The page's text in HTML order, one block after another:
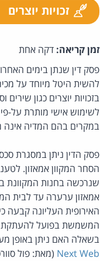
זכויות יוצרים
זמן קריאה: דקה אחת
להשית היטל מיוחד על
בזכויות יוצרים כגון
לשימוש אישי מותרת על-
במקרים בהם המדיה אינה
הסחר המקוון אמאזון.
אמאזון ערערה עד לבית
האירופית העליונה קבעה
המשמשת בפועל להעתקת
בשאלה האם ניתן באופן
Next Web (מאת: פול